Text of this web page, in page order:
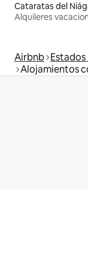
Cataratas del
Alquileres
Airbnb
Alojamientos